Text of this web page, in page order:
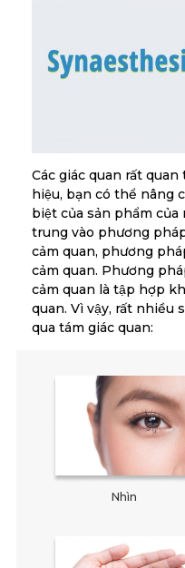
Các giác quan rất
hiệu, bạn có thể nâng
biệt của sản phẩm
trung vào phương
cảm quan, phương
cảm quan. Phương
cảm quan là tập hợp
quan. Vì vậy, rất nhiều
qua tám giác quan:
Nhìn